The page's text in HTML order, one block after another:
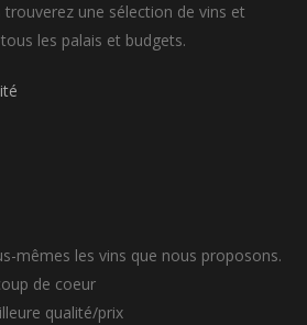
une sélection de vins et
les palais et budgets.
mêmes les vins que nous proposons.
de coeur
qualité/prix